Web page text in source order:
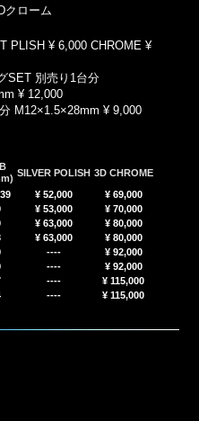
クローム
PLISH ¥ 6,000CHROME ¥
SET 別売り1台分
¥ 12,000
M12×1.5×28mm ¥ 9,000
SILVER POLISH 3D CHROME
¥ 52,000
¥ 69,000
¥ 53,000
¥ 70,000
¥ 63,000
¥ 80,000
¥ 63,000
¥ 80,000
----
¥ 92,000
----
¥ 92,000
----
¥ 115,000
---- ¥ 115,000